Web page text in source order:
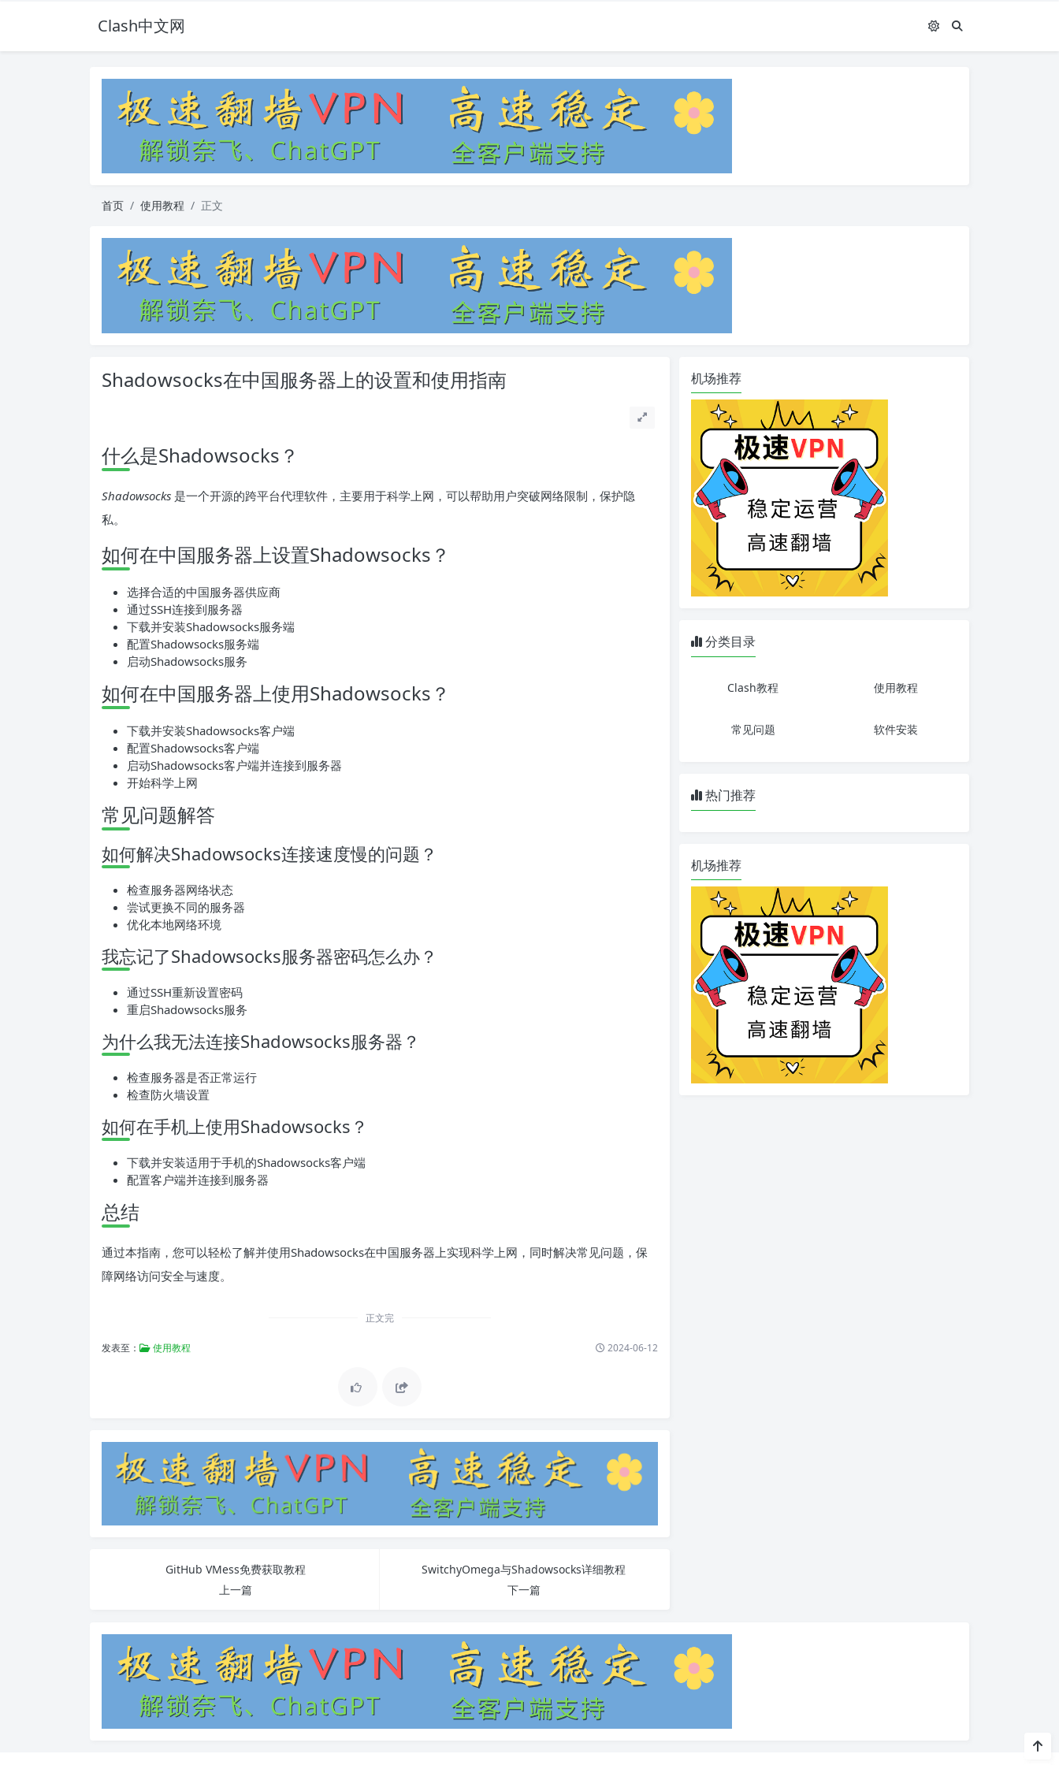
Clash中文网
首页 使用教程 正文
Shadowsocks在中国服务器上的设置和使用指南
什么是Shadowsocks？
Shadowsocks 是一个开源的跨平台代理软件，主要用于科学上网，可以帮助用户突破网络限制，保护隐
私。
如何在中国服务器上设置Shadowsocks？
选择合适的中国服务器供应商
通过SSH连接到服务器
下载并安装Shadowsocks服务端
配置Shadowsocks服务端
启动Shadowsocks服务
如何在中国服务器上使用Shadowsocks？
下载并安装Shadowsocks客户端
配置Shadowsocks客户端
启动Shadowsocks客户端并连接到服务器
开始科学上网
常见问题解答
如何解决Shadowsocks连接速度慢的问题？
检查服务器网络状态
尝试更换不同的服务器
优化本地网络环境
我忘记了Shadowsocks服务器密码怎么办？
通过SSH重新设置密码
重启Shadowsocks服务
为什么我无法连接Shadowsocks服务器？
检查服务器是否正常运行
检查防火墙设置
如何在手机上使用Shadowsocks？
下载并安装适用于手机的Shadowsocks客户端
配置客户端并连接到服务器
总结
通过本指南，您可以轻松了解并使用Shadowsocks在中国服务器上实现科学上网，同时解决常见问题，保
障网络访问安全与速度。
正文完
发表至： 使用教程 2024-06-12
GitHub VMess免费获取教程
上一篇
SwitchyOmega与Shadowsocks详细教程
下一篇
机场推荐
分类目录
Clash教程 使用教程
常见问题 软件安装
热门推荐
机场推荐